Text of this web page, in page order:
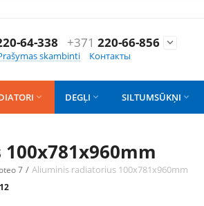
64-338 +371 220-66-856

skambinti
Контакты
 DEGĻI  SILTUMSŪKŅI 
7 / Aliuminis radiatorius 100x781x960mm